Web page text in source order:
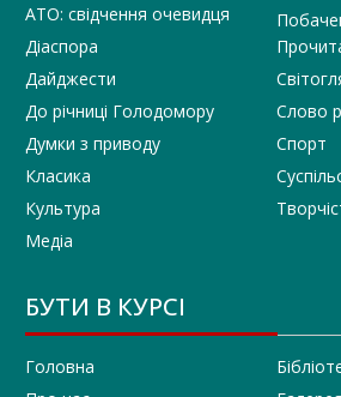
АТО: свідчення очевидця
Діаспора
Дайджести
До річниці Голодомору
Думки з приводу
Класика
Культура
Медіа
Слово
Спорт
БУТИ В КУРСІ
Головна